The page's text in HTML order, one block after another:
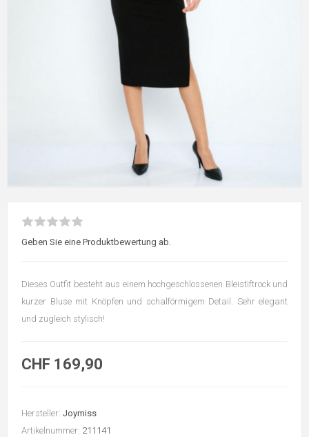
Geben Sie eine Produktbewertung ab.
Dieses Outfit besteht aus einem hochgeschlossenen Bleistiftrock und
kurzer Bluse mit Knöpfen und schalförmigem Detail. Sehr elegant
und zugleich stylisch!
CHF 169,90
Hersteller: Joymiss
Artikelnummer: 211141